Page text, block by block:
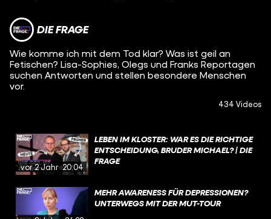
DIE FRAGE
Wie komme ich mit dem Tod klar? Was ist geil an
Fetischen? Lisa-Sophies, Olegs und Franks Reportagen
suchen Antworten und stellen besondere Menschen
vor.
434 Videos
vor 2 Jahren20:04
LEBEN IM KLOSTER: WAR ES DIE RICHTIGE
ENTSCHEIDUNG, BRUDER MICHAEL? | DIE
FRAGE
MEHR AWARENESS FÜR DEPRESSIONEN?
UNTERWEGS MIT DER MUT-TOUR